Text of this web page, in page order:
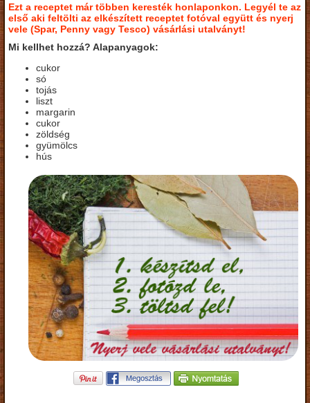
Ezt a receptet már többen keresték honlaponkon. Legyél te az
első aki feltölti az elkészített receptet fotóval együtt és nyerj
vele (Spar, Penny vagy Tesco) vásárlási utalványt!
Mi kellhet hozzá? Alapanyagok:
cukor
só
tojás
liszt
margarin
cukor
zöldség
gyümölcs
hús